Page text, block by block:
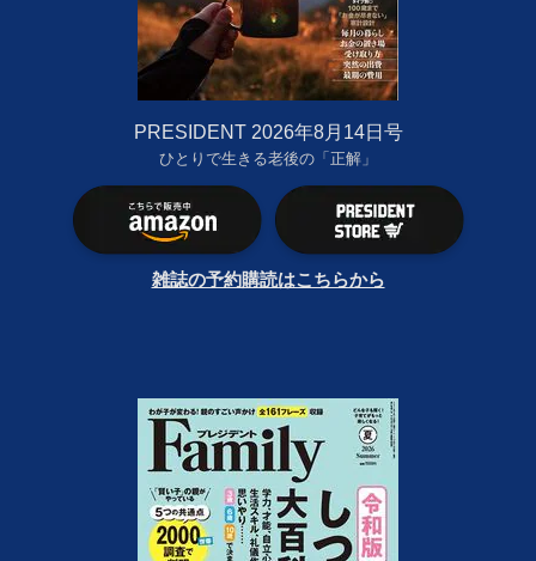
PRESIDENT 2026年8月14日号
ひとりで生きる老後の「正解」
雑誌の予約購読はこちらから